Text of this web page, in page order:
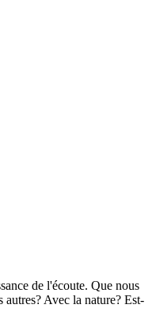
de l'écoute. Que nous
autres? Avec la nature? Est-